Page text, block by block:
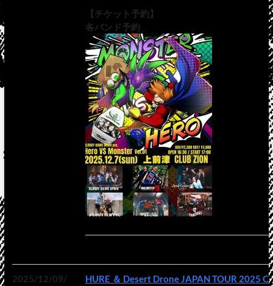
【チケット予約】
各バンド予約
2025/12/09/
HURE ＆ Desert Drone JAPAN TOUR 2025